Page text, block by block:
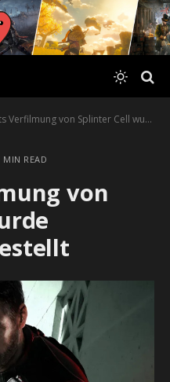
von Splinter Cell wurde endgültig eingestellt
MIN READ
von